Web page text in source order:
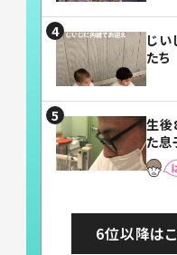
じい
た
まら
れる
生後
た
後、
に書
6位以降は